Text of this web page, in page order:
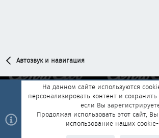
Автозвук и навигация
Обратная связь
Условия и правила
Политика конфиденциальности
Помощь
На данном сайте используются
персонализировать контент и
если Вы
Продолжая использовать этот сайт,
использование наших